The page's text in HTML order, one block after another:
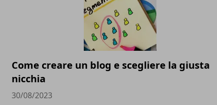
Come creare un blog e scegliere la giusta
nicchia
30/08/2023